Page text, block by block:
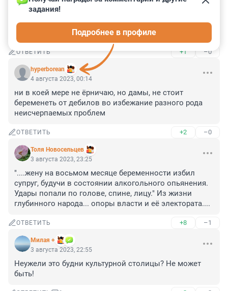
Гость
Будни Скрепостана.
ОТВЕТИТЬ +1 –0
hyperborean
задания!
Подробнее в профиле
4 августа 2023, 00:14
ни в коей мере не ёрничаю, но дамы, не стоит
беременеть от дебилов во избежание разного рода
неисчерпаемых проблем
ОТВЕТИТЬ +2 –0
Толя Новосельцев
3 августа 2023, 23:25
"....жену на восьмом месяце беременности избил
супруг, будучи в состоянии алкогольного опьянения.
Удары попали по голове, спине, лицу." Из жизни
глубинного народа... опоры власти и её электората....
ОТВЕТИТЬ +8 –1
Милая +
3 августа 2023, 22:55
Неужели это будни культурной столицы? Не может
быть!